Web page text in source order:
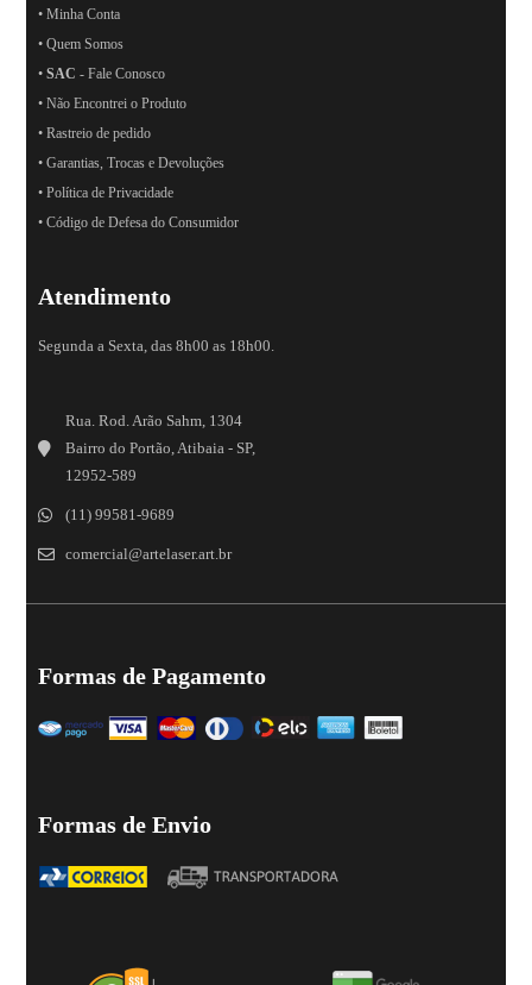
• Minha Conta
• Quem Somos
•SAC - Fale Conosco
• Não Encontrei o Produto
• Rastreio de pedido
• Garantias, Trocas e Devoluções
• Política de Privacidade
• Código de Defesa do Consumidor
Atendimento
Segunda a Sexta, das 8h00 as 18h00.
Rua. Rod. Arão Sahm, 1304
Bairro do Portão, Atibaia - SP,
12952-589
(11) 99581-9689
comercial@artelaser.art.br
Formas de Pagamento
Formas de Envio